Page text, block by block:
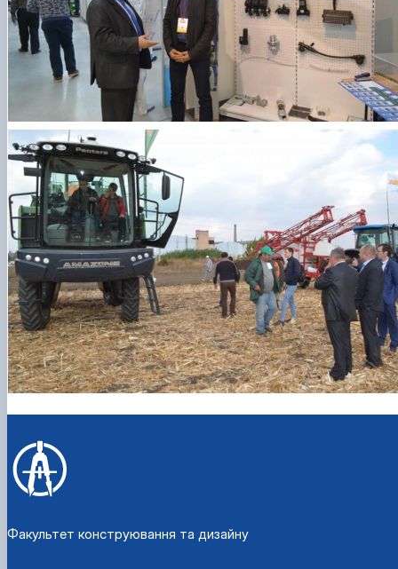
Факультет конструювання та дизайну